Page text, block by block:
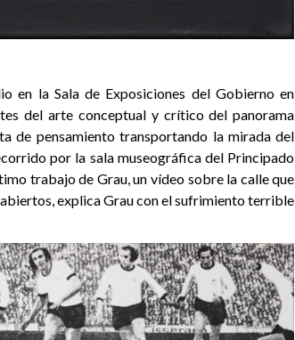
en la Sala de Exposiciones del Gobierno en
del arte conceptual y crítico del panorama
de pensamiento transportando la mirada del
por la sala museográfica del Principado
trabajo de Grau, un vídeo sobre la calle que
explica Grau con el sufrimiento terrible